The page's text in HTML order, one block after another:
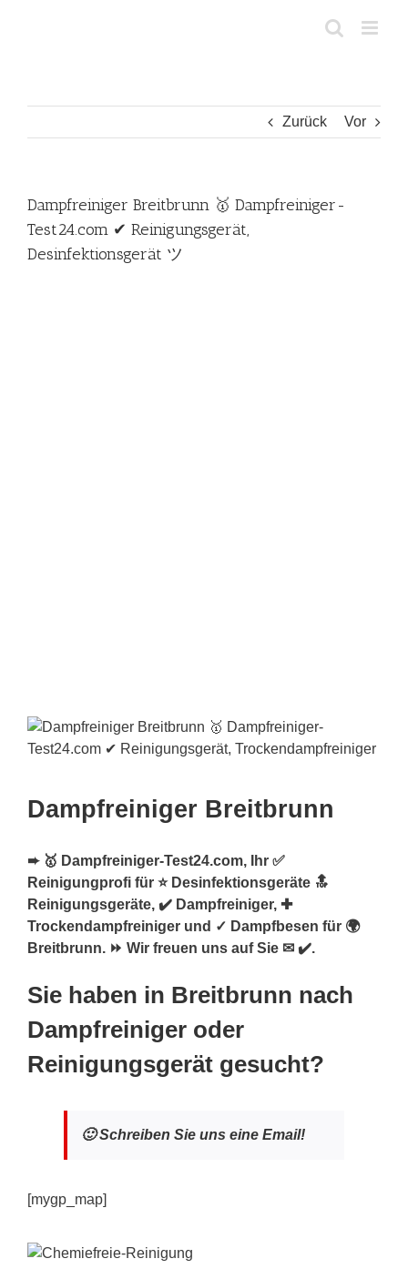
Zurück Vor
Dampfreiniger Breitbrunn 🥇 Dampfreiniger-
Test24.com ✔ Reinigungsgerät,
Desinfektionsgerät ツ
Dampfreiniger Breitbrunn
➨ 🥇 Dampfreiniger-Test24.com, Ihr ✅
Reinigungprofi für ⭐ Desinfektionsgeräte 🔝
Reinigungsgeräte, ✔️ Dampfreiniger, ✚
Trockendampfreiniger und ✓ Dampfbesen für 🌍
Breitbrunn. ⏩ Wir freuen uns auf Sie ✉ ✔️.
Sie haben in Breitbrunn nach
Dampfreiniger oder
Reinigungsgerät gesucht?
🙂 Schreiben Sie uns eine Email!
[mygp_map]